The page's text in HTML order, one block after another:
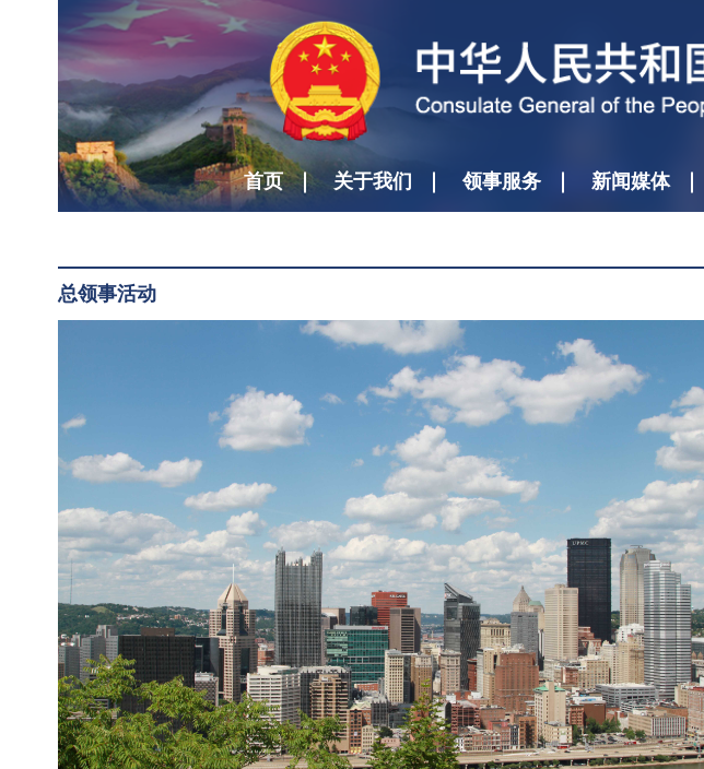
首页 关于我们 领事服务 新闻媒体
总领事活动